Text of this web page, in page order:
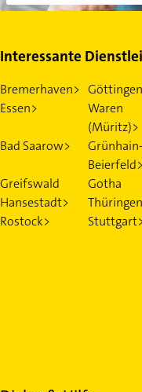
Interessante
Bremerhaven>
Essen>
Waren
(Müritz)>
Bad Saarow>
Grünhain-
Beierfeld>
Greifswald
Hansestadt>
Gotha
Rostock>